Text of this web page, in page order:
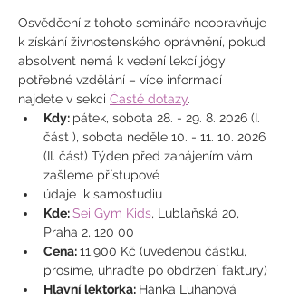
Osvědčení z tohoto semináře neopravňuje
k získání živnostenského oprávnění, pokud
absolvent nemá k vedení lekcí jógy
potřebné vzdělání – více informací
najdete v sekci Časté dotazy.
Kdy: pátek, sobota 28. - 29. 8. 2026 (I.
část ), sobota neděle 10. - 11. 10. 2026
(II. část) Týden před zahájením vám
zašleme přístupové
údaje  k samostudiu
Kde: Sei Gym Kids, Lublaňská 20,
Praha 2, 120 00
Cena: 11.900 Kč (uvedenou částku,
prosíme, uhraďte po obdržení faktury)
Hlavní lektorka: Hanka Luhanová